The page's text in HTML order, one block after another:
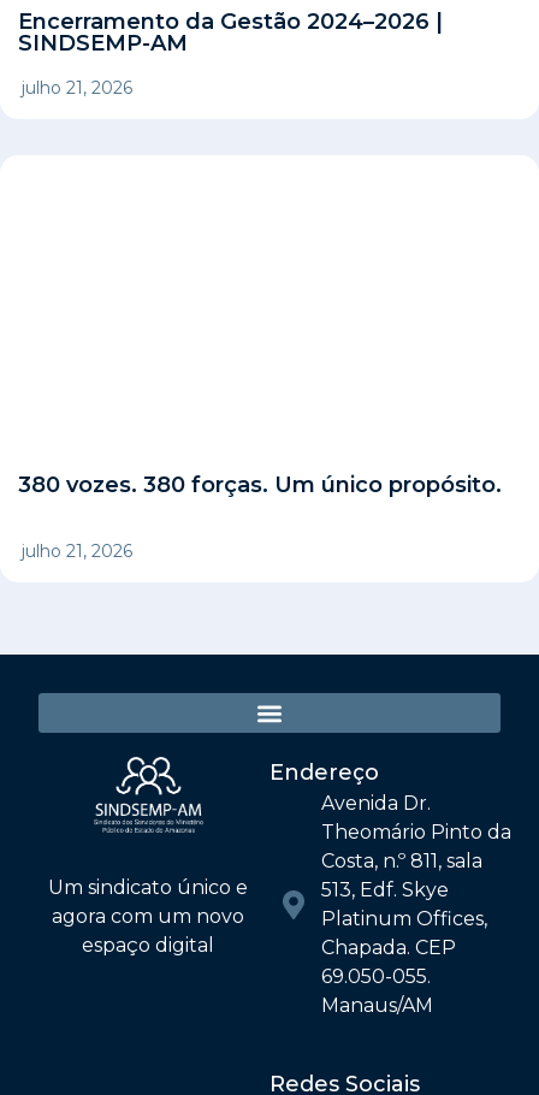
Encerramento da Gestão 2024–2026 |
SINDSEMP-AM
julho 21, 2026
380 vozes. 380 forças. Um único propósito.
julho 21, 2026
Um sindicato único e
agora com um novo
espaço digital
Endereço
Avenida Dr.
Theomário Pinto da
Costa, n.º 811, sala
513, Edf. Skye
Platinum Offices,
Chapada. CEP
69.050-055.
Manaus/AM
Redes Sociais